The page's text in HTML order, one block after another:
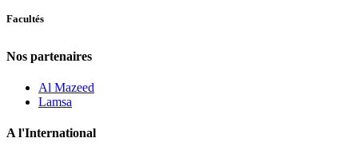
Facultés
Nos partenaires
Al Mazeed
Lamsa
A l'International